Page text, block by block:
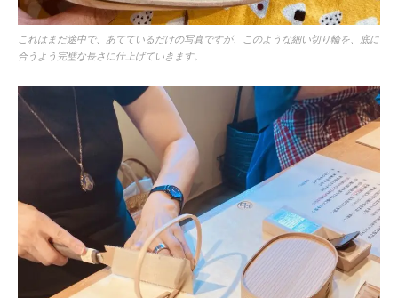
これはまだ途中で、あてているだけの写真ですが、このような細い切り輪を、底に
合うよう完璧な長さに仕上げていきます。